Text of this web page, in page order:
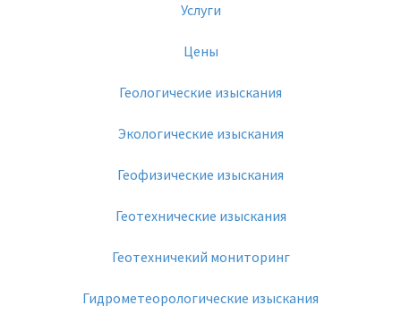
Услуги
Цены
Геологические изыскания
Экологические изыскания
Геофизические изыскания
Геотехнические изыскания
Геотехничекий мониторинг
Гидрометеорологические изыскания